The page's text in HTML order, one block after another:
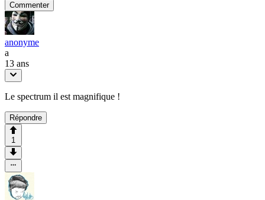
Commenter
anonyme
a
13 ans
Le spectrum il est magnifique !
Répondre
1